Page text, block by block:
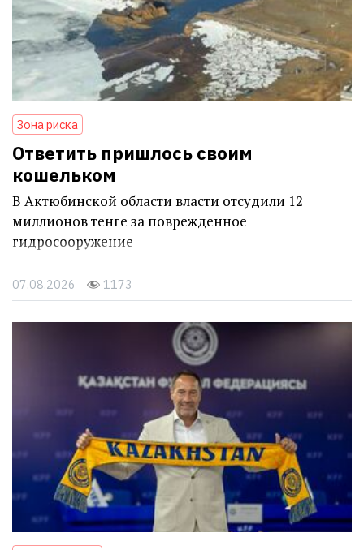
Зона риска
Ответить пришлось своим
кошельком
В Актюбинской области власти отсудили 12
миллионов тенге за поврежденное
гидросооружение
07.08.2026 1173